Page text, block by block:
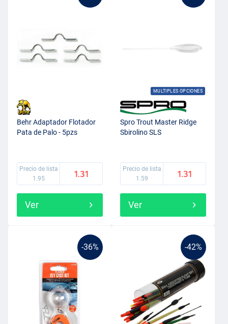
Behr Adaptador Flotador
Pata de Palo - 5pzs
Precio de lista
1.95
1.31
Ver
MULTIPLES OPCIONES
Spro Trout Master Ridge
Sbirolino SLS
Precio de lista
1.59
1.31
Ver
-36% -42%